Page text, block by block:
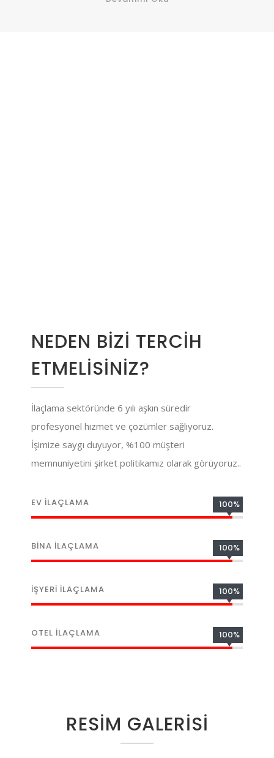
NEDEN BİZİ TERCİH
ETMELİSİNİZ?
İlaçlama sektöründe 6 yılı aşkın süredir
profesyonel hizmet ve çözümler sağlıyoruz.
İşimize saygı duyuyor, %100 müşteri
memnuniyetini şirket politikamız olarak görüyoruz..
EV İLAÇLAMA 100%
BİNA İLAÇLAMA 100%
İŞYERİ İLAÇLAMA 100%
OTEL İLAÇLAMA 100%
RESİM GALERİSİ